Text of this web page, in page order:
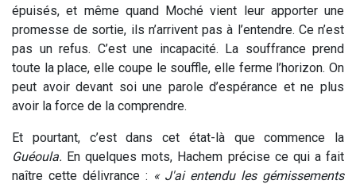
épuisés, et même quand Moché vient leur apporter une
promesse de sortie, ils n’arrivent pas à l’entendre. Ce n’est
pas un refus. C’est une incapacité. La souffrance prend
toute la place, elle coupe le souffle, elle ferme l’horizon. On
peut avoir devant soi une parole d’espérance et ne plus
avoir la force de la comprendre.
Et pourtant, c’est dans cet état-là que commence la
Guéoula. En quelques mots, Hachem précise ce qui a fait
naître cette délivrance : « J'ai entendu les gémissements